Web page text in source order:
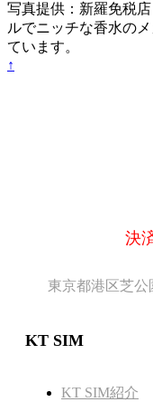
写真提供：新羅免税
ルでニッチな香水の
ています。
↑
決
東京都港区芝公
KT SIM
KT SIM紹介